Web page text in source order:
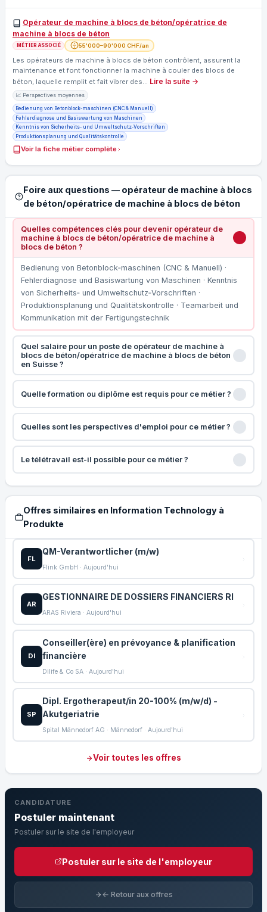
Opérateur de machine à blocs de béton/opératrice de
machine à blocs de béton
MÉTIER ASSOCIÉ 55'000–90'000 CHF/an
Les opérateurs de machine à blocs de béton contrôlent, assurent la
maintenance et font fonctionner la machine à couler des blocs de
béton, laquelle remplit et fait vibrer des… Lire la suite →
📈 Perspectives moyennes
Bedienung von Betonblock‑maschinen (CNC & Manuell)
Fehlerdiagnose und Basiswartung von Maschinen
Kenntnis von Sicherheits‑ und Umweltschutz‑Vorschriften
Produktionsplanung und Qualitätskontrolle
Voir la fiche métier complète
Foire aux questions — opérateur de machine à blocs
de béton/opératrice de machine à blocs de béton
Quelles compétences clés pour devenir opérateur de
machine à blocs de béton/opératrice de machine à
blocs de béton ?
Bedienung von Betonblock‑maschinen (CNC & Manuell) ·
Fehlerdiagnose und Basiswartung von Maschinen · Kenntnis
von Sicherheits‑ und Umweltschutz‑Vorschriften ·
Produktionsplanung und Qualitätskontrolle · Teamarbeit und
Kommunikation mit der Fertigungstechnik
Quel salaire pour un poste de opérateur de machine à
blocs de béton/opératrice de machine à blocs de béton
en Suisse ?
Quelle formation ou diplôme est requis pour ce métier ?
Quelles sont les perspectives d'emploi pour ce métier ?
Le télétravail est-il possible pour ce métier ?
Offres similaires en Information Technology à
Produkte
FL
QM-Verantwortlicher (m/w)
Flink GmbH · Aujourd'hui
AR
GESTIONNAIRE DE DOSSIERS FINANCIERS RI
ARAS Riviera · Aujourd'hui
DI
Conseiller(ère) en prévoyance & planification
financière
Dilife & Co SA · Aujourd'hui
SP
Dipl. Ergotherapeut/in 20-100% (m/w/d) -
Akutgeriatrie
Spital Männedorf AG · Männedorf · Aujourd'hui
Voir toutes les offres
CANDIDATURE
Postuler maintenant
Postuler sur le site de l'employeur
Postuler sur le site de l'employeur
← Retour aux offres